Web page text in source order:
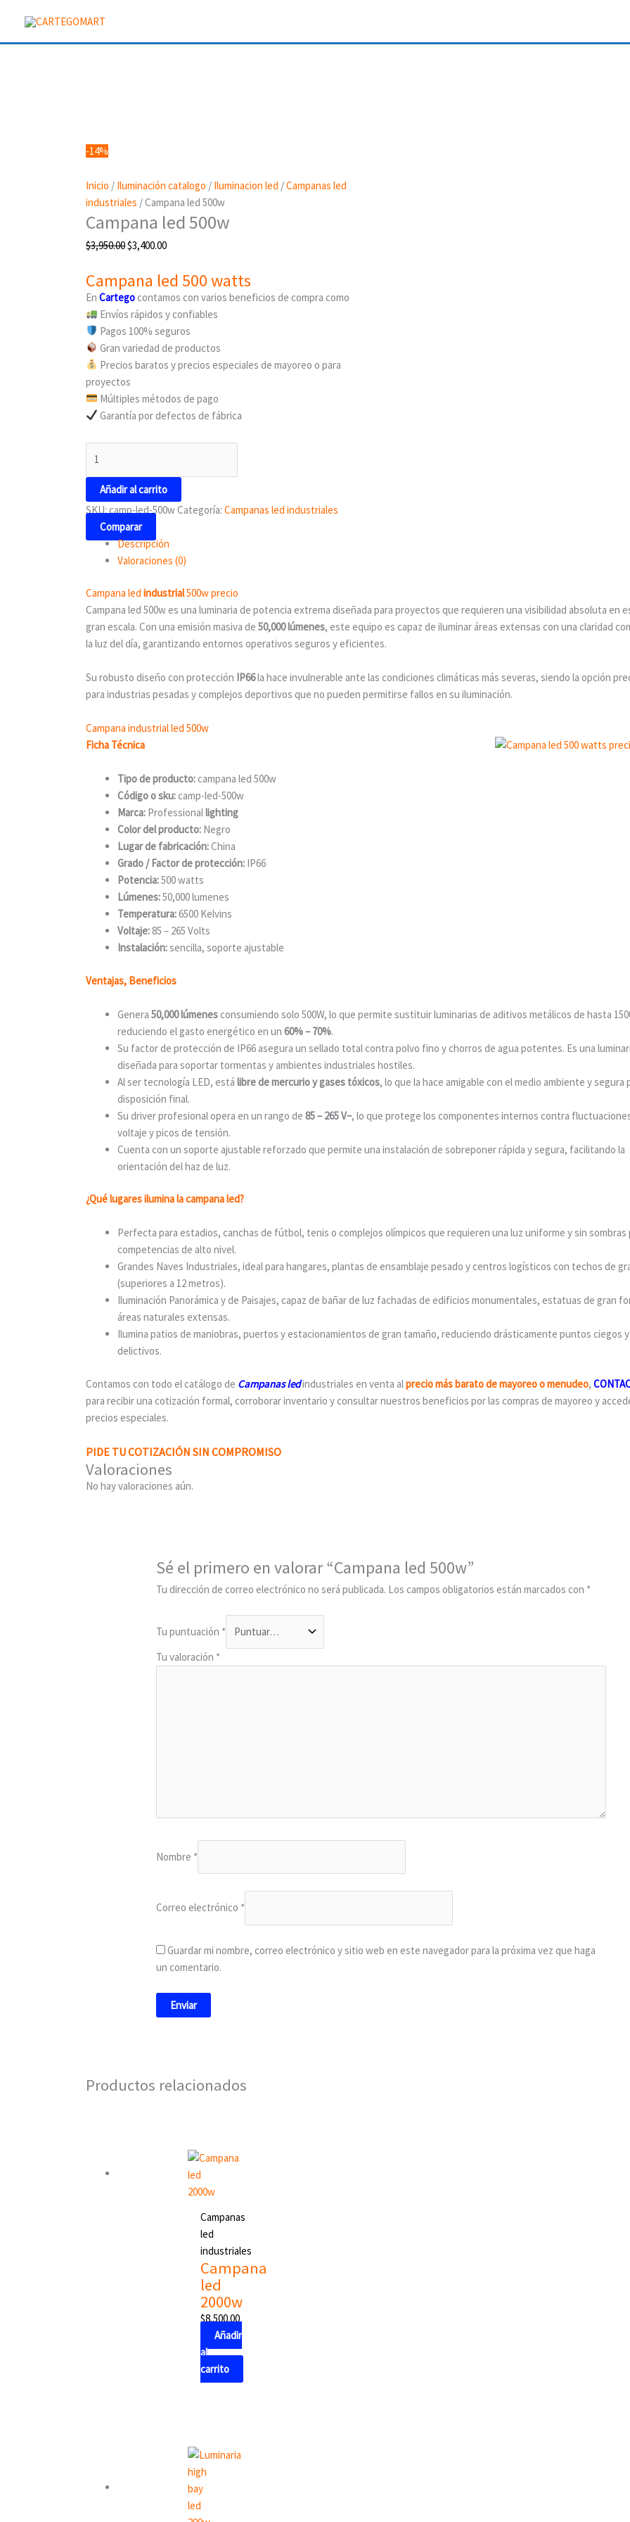
contenido
-14%
Inicio / Iluminación catalogo / Iluminacion led /Campanas led
industriales / Campana led 500w
Campana led 500w
$3,950.00$3,400.00
Campana led 500 watts
EnCartegocontamos con varios beneficios de compra como
Envíos rápidos y confiables
Pagos 100% seguros
Gran variedad de productos
Precios baratos y precios especiales de mayoreo o para
proyectos
Múltiples métodos de pago
Garantía por defectos de fábrica
cantidad
Añadir al carrito
SKU:camp-led-500wCategoría:Campanas led industriales
Comparar
Descripción
Valoraciones (0)
Campana ledindustrial500w precio
Campana led 500w es una luminaria de potencia extrema diseñada para proyectos que requieren una visibilidad absoluta en
gran escala. Con una emisión masiva de50,000 lúmenes, este equipo es capaz de iluminar áreas extensas con una claridad
la luz del día, garantizando entornos operativos seguros y eficientes.
Su robusto diseño con protección IP66la hace invulnerable ante las condiciones climáticas más severas, siendo la opción
para industrias pesadas y complejos deportivos que no pueden permitirse fallos en su iluminación.
Campana industrial led 500w
Ficha Técnica
Tipo de producto:campana led 500w
Código o sku:camp-led-500w
Marca: Professionallighting
Color del producto: Negro
Lugar de fabricación:China
Grado / Factor de protección: IP66
Potencia:500 watts
Lúmenes:50,000 lumenes
Temperatura:6500 Kelvins
Voltaje:85 – 265 Volts
Instalación:sencilla, soporte ajustable
Ventajas, Beneficios
Genera50,000 lúmenesconsumiendo solo 500W, lo que permite sustituir luminarias de aditivos metálicos de hasta
reduciendo el gasto energético en un60% – 70%.
Su factor de protección de IP66 asegura un sellado total contra polvo fino y chorros de agua potentes. Es una
diseñada para soportar tormentas y ambientes industriales hostiles.
Al ser tecnología LED, estálibre de mercurio y gases tóxicos, lo que la hace amigable con el medio ambiente y segura
disposición final.
Su driver profesional opera en un rango de85 – 265 V~, lo que protege los componentes internos contra
voltaje y picos de tensión.
Cuenta con un soporte ajustable reforzado que permite una instalación de sobreponer rápida y segura, facilitando la
orientación del haz de luz.
¿Qué lugares ilumina la campana led?
Perfecta para estadios, canchas de fútbol, tenis o complejos olímpicos que requieren una luz uniforme y sin sombras
competencias de alto nivel.
Grandes Naves Industriales, ideal para hangares, plantas de ensamblaje pesado y centros logísticos con techos de
(superiores a 12 metros).
Iluminación Panorámica y de Paisajes, capaz de bañar de luz fachadas de edificios monumentales, estatuas de gran
áreas naturales extensas.
Ilumina patios de maniobras, puertos y estacionamientos de gran tamaño, reduciendo drásticamente puntos ciegos
delictivos.
Contamos con todo el catálogo de Campanas ledindustriales en venta al precio más barato de mayoreo o menudeo,
para recibir una cotización formal, corroborar inventario y consultar nuestros beneficios por las compras de mayoreo y
precios especiales.
PIDE TU COTIZACIÓN SIN COMPROMISO
Valoraciones
No hay valoraciones aún.
Sé el primero en valorar “Campana led 500w”
Tu dirección de correo electrónico no será publicada. Los campos obligatorios están marcados con *
Tu puntuación *
Tu valoración *
Nombre *
Correo electrónico *
Guardar mi nombre, correo electrónico y sitio web en este navegador para la próxima vez que haga
un comentario.
Productos relacionados
Campanas
led
industriales
Campana
led
2000w
$8,500.00
Añadir
al
carrito